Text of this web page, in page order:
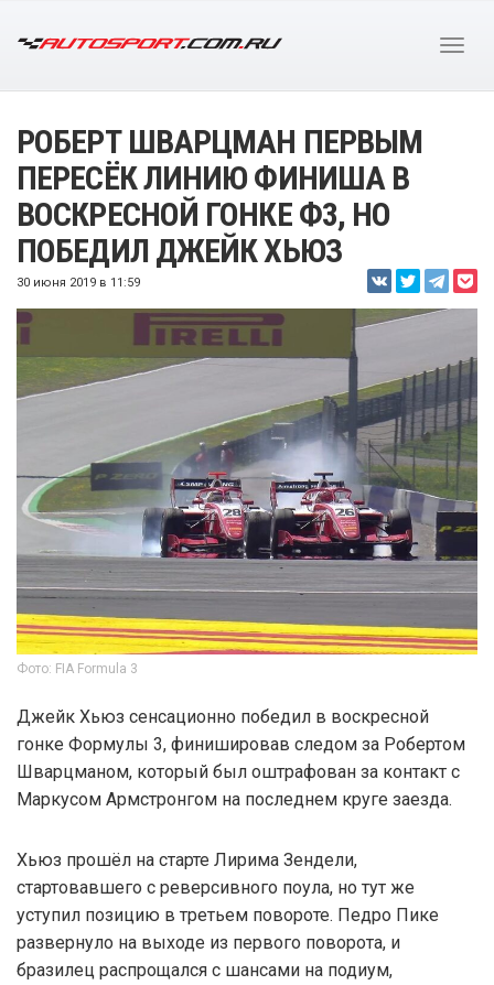
РОБЕРТ ШВАРЦМАН ПЕРВЫМ
ПЕРЕСЁК ЛИНИЮ ФИНИША В
ВОСКРЕСНОЙ ГОНКЕ Ф3, НО
ПОБЕДИЛ ДЖЕЙК ХЬЮЗ
30 июня 2019 в 11:59
Фото: FIA Formula 3
Джейк Хьюз сенсационно победил в воскресной
гонке Формулы 3, финишировав следом за Робертом
Шварцманом, который был оштрафован за контакт с
Маркусом Армстронгом на последнем круге заезда.
Хьюз прошёл на старте Лирима Зендели,
стартовавшего с реверсивного поула, но тут же
уступил позицию в третьем повороте. Педро Пике
развернуло на выходе из первого поворота, и
бразилец распрощался с шансами на подиум,